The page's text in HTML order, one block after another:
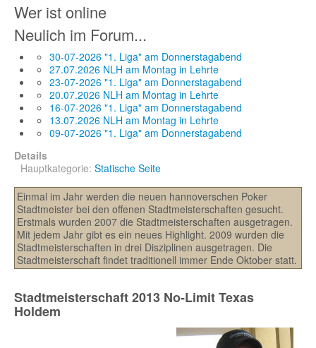
Wer ist online
Neulich im Forum...
30-07-2026 "1. Liga" am Donnerstagabend
27.07.2026 NLH am Montag in Lehrte
23-07-2026 "1. Liga" am Donnerstagabend
20.07.2026 NLH am Montag in Lehrte
16-07-2026 "1. Liga" am Donnerstagabend
13.07.2026 NLH am Montag in Lehrte
09-07-2026 "1. Liga" am Donnerstagabend
Details
Hauptkategorie: Statische Seite
Einmal im Jahr werden die neuen hannoverschen Poker
Stadtmeister bei den offenen Stadtmeisterschaften gesucht.
Erstmals wurden 2007 die Stadtmeisterschaften ausgetragen.
Mit jedem Jahr gibt es ein neues Highlight. 2009 wurden die
Stadtmeisterschaften in drei Disziplinen ausgetragen. Die
Stadtmeisterschaft findet traditionell immer Ende Oktober statt.
Stadtmeisterschaft 2013 No-Limit Texas
Holdem